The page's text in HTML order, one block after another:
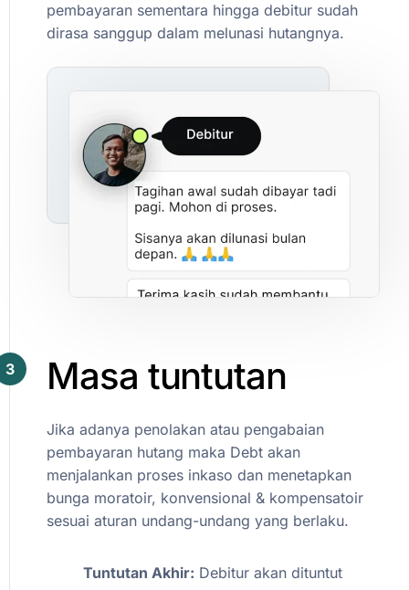
pembayaran sementara hingga debitur sudah
dirasa sanggup dalam melunasi hutangnya.
Masa tuntutan
3
Jika adanya penolakan atau pengabaian
pembayaran hutang maka Debt akan
menjalankan proses inkaso dan menetapkan
bunga moratoir, konvensional & kompensatoir
sesuai aturan undang-undang yang berlaku.
Tuntutan Akhir: Debitur akan dituntut